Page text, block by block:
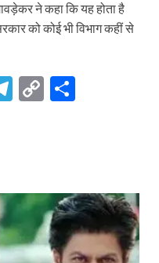
ने कहा कि यह होता है
को कोई भी विभाग कहीं से
T
a
m
C
Li
n
k